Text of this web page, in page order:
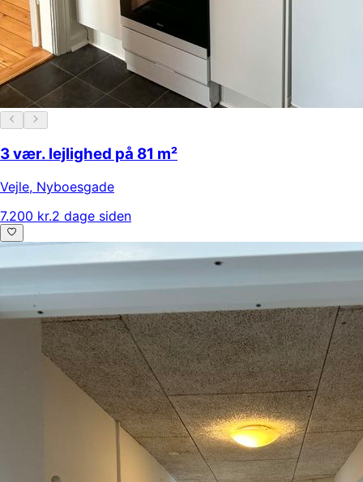
3 vær. lejlighed på 81 m²
Vejle, Nyboesgade
7.200 kr.2 dage siden